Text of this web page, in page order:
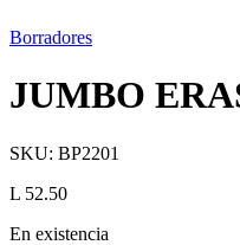
Borradores
JUMBO
SKU: BP2201
L 52.50
En existencia